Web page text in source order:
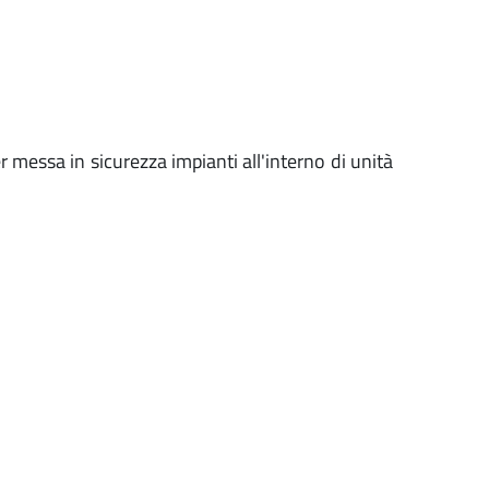
messa in sicurezza impianti all'interno di unità